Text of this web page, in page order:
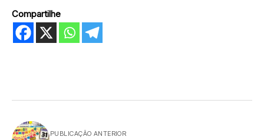
Compartilhe
PUBLICAÇÃO ANTERIOR